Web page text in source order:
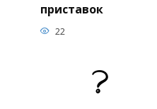
приставок
22